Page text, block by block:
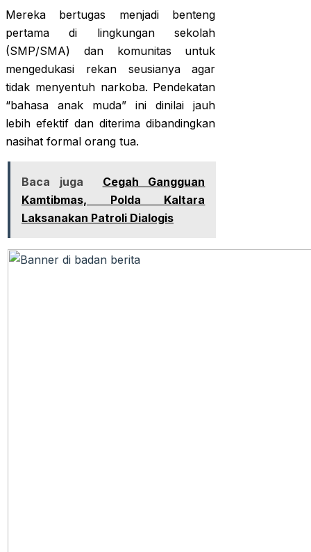
Mereka bertugas menjadi benteng
pertama di lingkungan sekolah
(SMP/SMA) dan komunitas untuk
mengedukasi rekan seusianya agar
tidak menyentuh narkoba. Pendekatan
“bahasa anak muda” ini dinilai jauh
lebih efektif dan diterima dibandingkan
nasihat formal orang tua.
Baca juga
Cegah Gangguan
Kamtibmas, Polda Kaltara
Laksanakan Patroli Dialogis